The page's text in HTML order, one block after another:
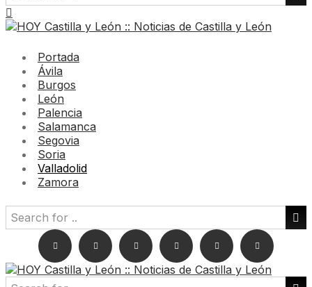
Portada
Ávila
Burgos
León
Palencia
Salamanca
Segovia
Soria
Valladolid
Zamora